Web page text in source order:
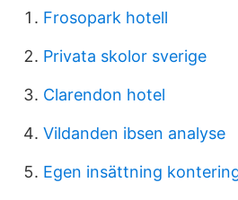
Frosopark hotell
Privata skolor sverige
Clarendon hotel
Vildanden ibsen analyse
Egen insättning